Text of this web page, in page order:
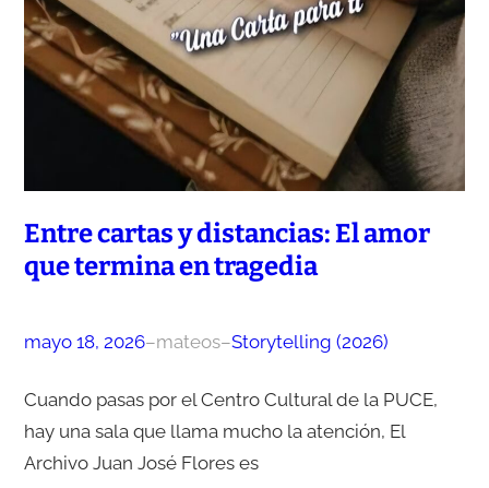
Entre cartas y distancias: El amor
que termina en tragedia
mayo 18, 2026–mateos–Storytelling (2026)
Cuando pasas por el Centro Cultural de la PUCE,
hay una sala que llama mucho la atención, El
Archivo Juan José Flores es